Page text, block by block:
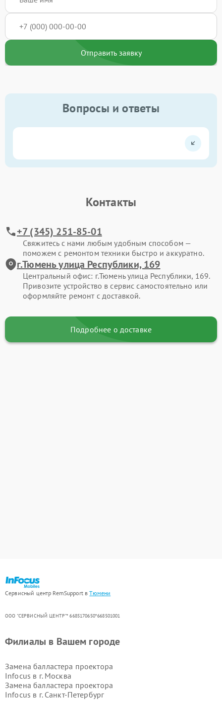
Отправить заявку
Вопросы и ответы
Контакты
+7 (345) 251-85-01
Свяжитесь с нами любым удобным способом —
поможем с ремонтом техники быстро и аккуратно.
г.Тюмень улица Республики, 169
Центральный офис: г.Тюмень улица Республики, 169.
Привозите устройство в сервис самостоятельно или
оформляйте ремонт с доставкой.
Подробнее о доставке
Сервисный центр RemSupport вТюмени
ООО "СЕРВИСНЫЙ ЦЕНТР"* 6685170650*668501001
Филиалы в Вашем городе
Замена балластера проектора
Infocus в г. Москва
Замена балластера проектора
Infocus в г. Санкт-Петербург